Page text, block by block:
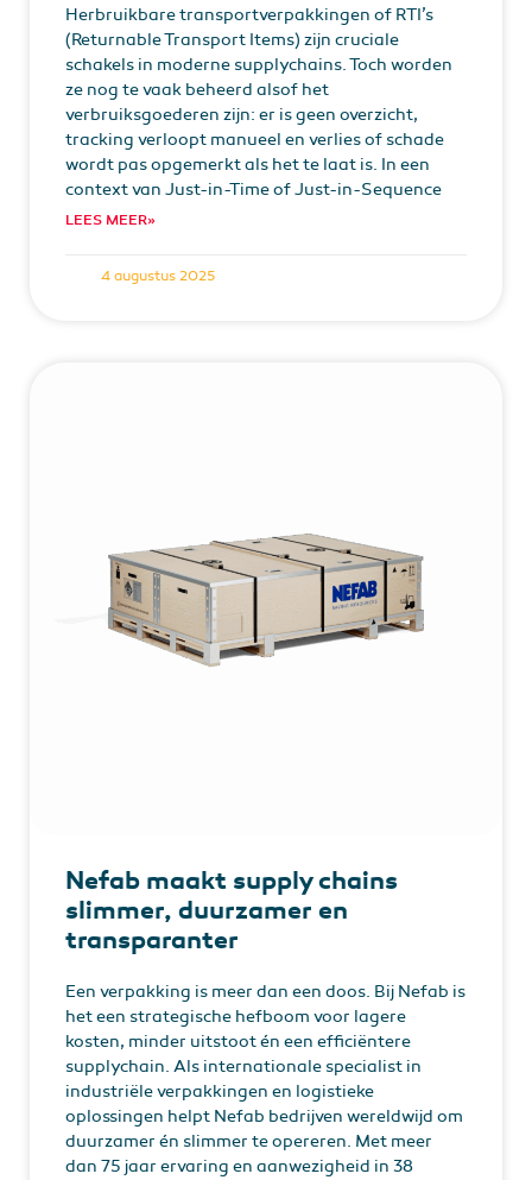
Herbruikbare transportverpakkingen of RTI’s
(Returnable Transport Items) zijn cruciale
schakels in moderne supplychains. Toch worden
ze nog te vaak beheerd alsof het
verbruiksgoederen zijn: er is geen overzicht,
tracking verloopt manueel en verlies of schade
wordt pas opgemerkt als het te laat is. In een
context van Just-in-Time of Just-in-Sequence
LEES MEER»
4 augustus 2025
Nefab maakt supply chains
slimmer, duurzamer en
transparanter
Een verpakking is meer dan een doos. Bij Nefab is
het een strategische hefboom voor lagere
kosten, minder uitstoot én een efficiëntere
supplychain. Als internationale specialist in
industriële verpakkingen en logistieke
oplossingen helpt Nefab bedrijven wereldwijd om
duurzamer én slimmer te opereren. Met meer
dan 75 jaar ervaring en aanwezigheid in 38